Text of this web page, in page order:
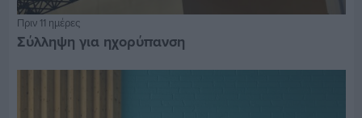
Πριν 11 ημέρες
Σύλληψη για ηχορύπανση